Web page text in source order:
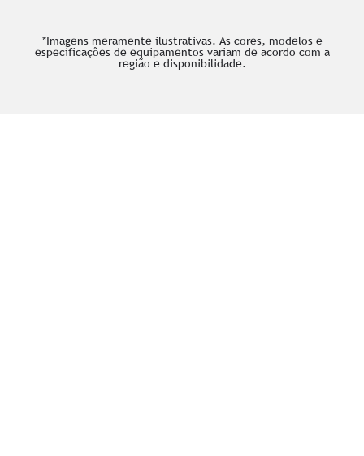
*Imagens meramente ilustrativas. As cores, modelos e
especificações de equipamentos variam de acordo com a
região e disponibilidade.